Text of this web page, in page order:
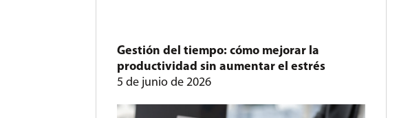
Gestión del tiempo: cómo mejorar la
productividad sin aumentar el estrés
5 de junio de 2026